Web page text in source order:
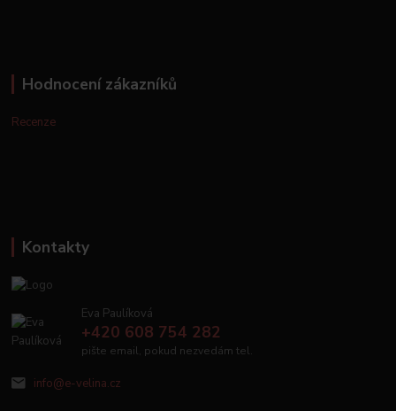
Hodnocení zákazníků
Recenze
Kontakty
Eva Paulíková
+420 608 754 282
pište email, pokud nezvedám tel.
info@e-velina.cz